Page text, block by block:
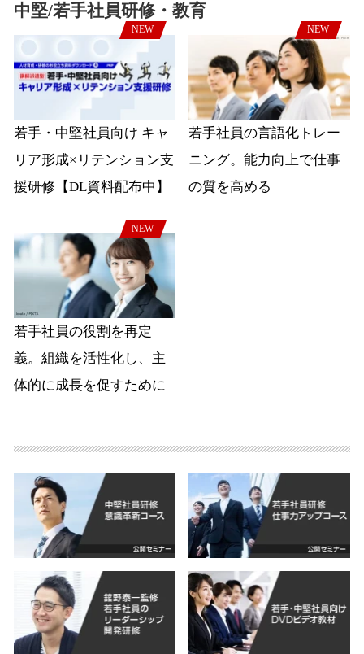
中堅/若手社員研修・教育
NEW
若手・中堅社員向け キャ
リア形成×リテンション支
援研修【DL資料配布中】
NEW
若手社員の言語化トレー
ニング。能力向上で仕事
の質を高める
NEW
若手社員の役割を再定
義。組織を活性化し、主
体的に成長を促すために